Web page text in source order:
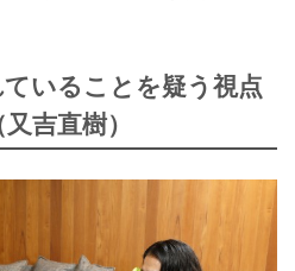
いることを疑う視点
吉直樹）